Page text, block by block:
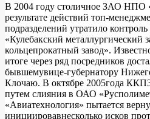
В 2004 году столичное ЗАО НПО
результате действий топ-
подразделений утратило
«Кулебакский металлургический
кольцепрокатный завод».
итоге через ряд посредников
бывшемувице-губернатору
Клочаю. В октябре 2005года
путем слияния в ОАО
«Авиатехнология» пытается
инициировавнесколько исков